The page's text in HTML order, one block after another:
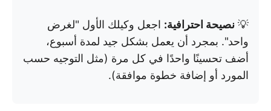
💡 نصيحة احترافية: اجعل وكيلك الأول "لغرض
واحد". بمجرد أن يعمل بشكل جيد لمدة أسبوع،
أضف تحسينًا واحدًا في كل مرة (مثل التوجيه حسب
المورد أو إضافة خطوة موافقة).